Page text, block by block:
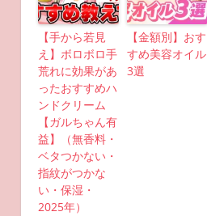
【手から若見
え】ボロボロ手
荒れに効果があ
ったおすすめハ
ンドクリーム
【ガルちゃん有
益】（無香料・
ベタつかない・
指紋がつかな
い・保湿・
2025年）
【金額別】おす
すめ美容オイル
3選